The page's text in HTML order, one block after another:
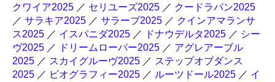
クワイア2025 ／ セリユーズ2025 ／ クードラパン2025
／ サラキア2025 ／ サラーブ2025 ／ クインアマランサ
ス2025 ／ イスパニダ2025 ／ ドナウデルタ2025 ／ シー
ヴ2025 ／ ドリームローパー2025 ／ アグレアーブル
2025 ／ スカイグルーヴ2025 ／ ステップオブダンス
2025 ／ ビオグラフィー2025 ／ ルーツドール2025 ／ イ